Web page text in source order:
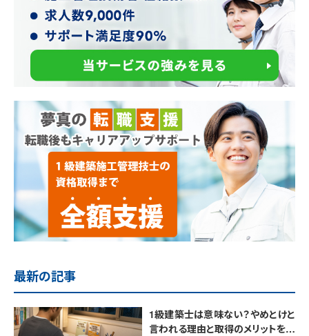
最新の記事
1級建築士は意味ない？やめとけと
言われる理由と取得のメリットを解